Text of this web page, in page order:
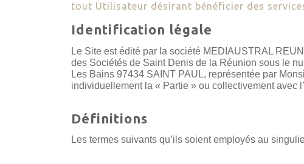
tout Utilisateur désirant bénéficier des
Identification légale
Le Site est édité par la société MEDIAUSTRAL
des Sociétés de Saint Denis de la Réunion sous le
Les Bains 97434 SAINT PAUL, représentée par
individuellement la « Partie » ou collectivement avec
Définitions
Les termes suivants qu’ils soient employés au